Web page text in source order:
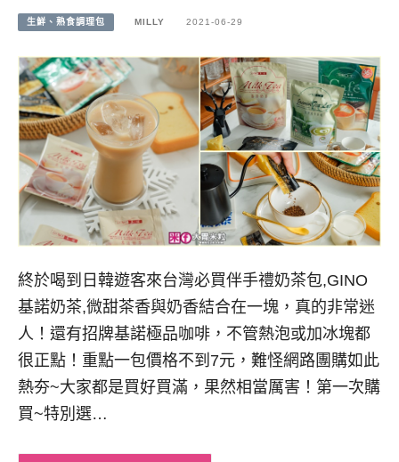
生鮮、熟食調理包 MILLY 2021-06-29
終於喝到日韓遊客來台灣必買伴手禮奶茶包,GINO
基諾奶茶,微甜茶香與奶香結合在一塊，真的非常迷
人！還有招牌基諾極品咖啡，不管熱泡或加冰塊都
很正點！重點一包價格不到7元，難怪網路團購如此
熱夯~大家都是買好買滿，果然相當厲害！第一次購
買~特別選…